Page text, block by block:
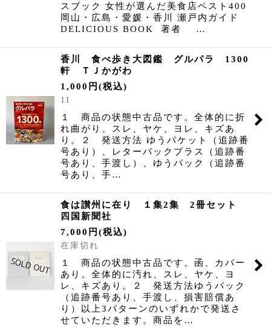
スブック 女性が選んだ美食店ベスト400
岡山・広島・愛媛・香川 瀬戸内ガイド
DELICIOUS BOOK 著者 …
香川 食べ歩き大図鑑 グルパラ 1300
軒 ＴＪかがわ
1,000 円 (税込)
11
１ 商品の状態中古品です。全体的に折
れ曲がり、スレ、ヤケ、ヨレ、キズあ
り。２ 発送方法 ゆうパケット（追跡番
号あり）、レターパックプラス（追跡番
号あり、手渡し）、ゆうパック（追跡番
号あり、手…
食は讃州に在り １集2集 2冊セット
四国新聞社
7,000 円 (税込)
在庫切れ
１ 商品の状態中古品です。函、カバー
あり。全体的に汚れ、スレ、ヤケ、ヨ
レ、キズあり。２ 発送方法ゆうパック
（追跡番号あり、手渡し、損害賠償あ
り）以上3パターンのいずれかで発送さ
せていただきます。商品を…